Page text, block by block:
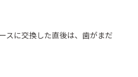
スに交換した直後は、歯がまだ